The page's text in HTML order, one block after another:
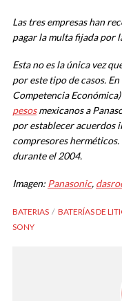
Las tres empresas han
pagar la multa fijada por
Esta no es la única vez
por este tipo de casos.
Competencia Económica)
pesosmexicanos a
por establecer acuerdos
compresores
durante el 2004.
Imagen: Panasonic,
BATERIAS BATERÍAS DE
SONY